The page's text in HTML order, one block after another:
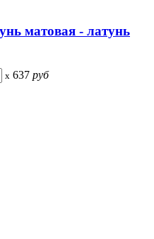
матовая - латунь
x 637 руб